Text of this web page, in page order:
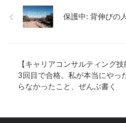
保護中: 背伸びの
【キャリアコンサルティング技
3回目で合格。私が本当にやっ
らなかったこと、ぜんぶ書く